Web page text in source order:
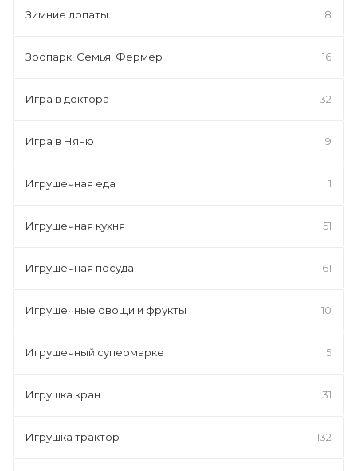
Зимние лопаты 8
Зоопарк, Семья, Фермер 16
Игра в доктора 32
Игра в Няню 9
Игрушечная еда 1
Игрушечная кухня 51
Игрушечная посуда 61
Игрушечные овощи и фрукты 10
Игрушечный супермаркет 5
Игрушка кран 31
Игрушка трактор 132